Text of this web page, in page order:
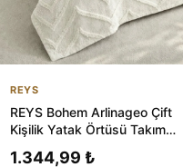
REYS
REYS Bohem Arlinageo Çift
Kişilik Yatak Örtüsü Takımı
240x250 - EKRU -
1.344,99 ₺